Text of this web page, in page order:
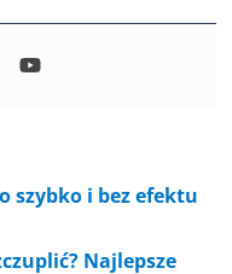
szybko i bez efektu
Najlepsze